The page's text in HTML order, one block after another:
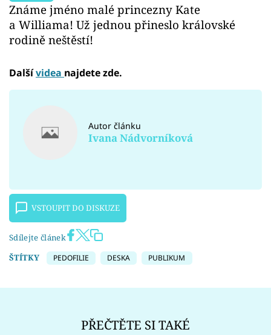
Známe jméno malé princezny Kate
a Williama! Už jednou přineslo královské
rodině neštěstí!
Dalšívidea najdete zde.
Autor článku
Ivana Nádvorníková
VSTOUPIT DO DISKUZE
Sdílejte článek
ŠTÍTKY
PEDOFILIE DESKA PUBLIKUM
PŘEČTĚTE SI TAKÉ